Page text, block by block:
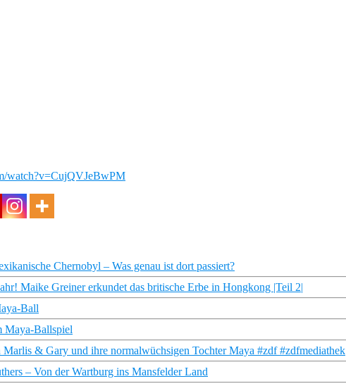
watch?v=CujQVJeBwPM
Chernobyl – Was genau ist dort passiert?
Maike Greiner erkundet das britische Erbe in Hongkong |Teil 2|
Ball
Maya-Ballspiel
& Gary und ihre normalwüchsigen Tochter Maya #zdf #zdfmediathek
– Von der Wartburg ins Mansfelder Land